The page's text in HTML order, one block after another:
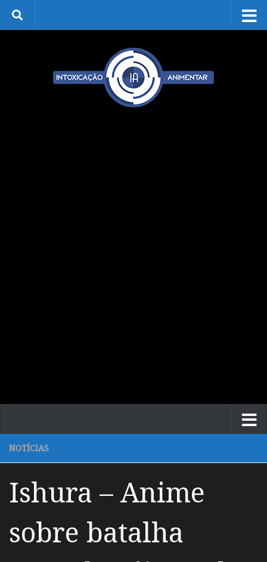
Skip to content
NOTÍCIAS
Ishura – Anime
sobre batalha